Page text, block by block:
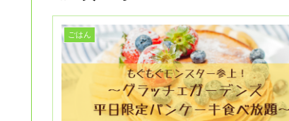
ごはん